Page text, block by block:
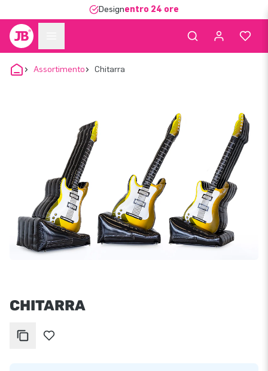
Designentro 24 ore
Assortimento Chitarra
CHITARRA